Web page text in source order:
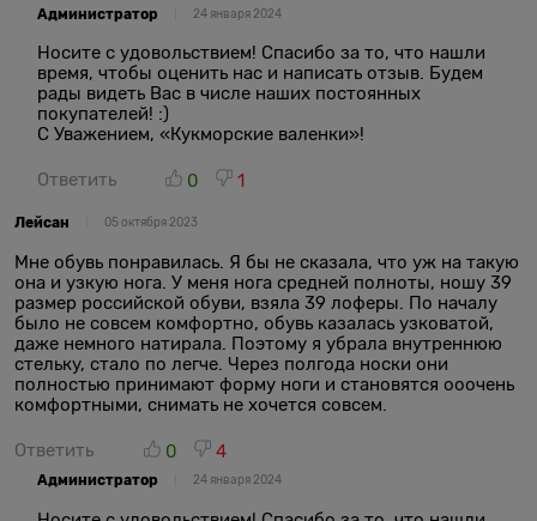
Администратор 24 января 2024
Носите с удовольствием! Спасибо за то, что нашли
время, чтобы оценить нас и написать отзыв. Будем
рады видеть Вас в числе наших постоянных
покупателей! :)
С Уважением, «Кукморские валенки»!
Ответить 0 1
Лейсан 05 октября 2023
Мне обувь понравилась. Я бы не сказала, что уж на такую
она и узкую нога. У меня нога средней полноты, ношу 39
размер российской обуви, взяла 39 лоферы. По началу
было не совсем комфортно, обувь казалась узковатой,
даже немного натирала. Поэтому я убрала внутреннюю
стельку, стало по легче. Через полгода носки они
полностью принимают форму ноги и становятся ооочень
комфортными, снимать не хочется совсем.
Ответить 0 4
Администратор 24 января 2024